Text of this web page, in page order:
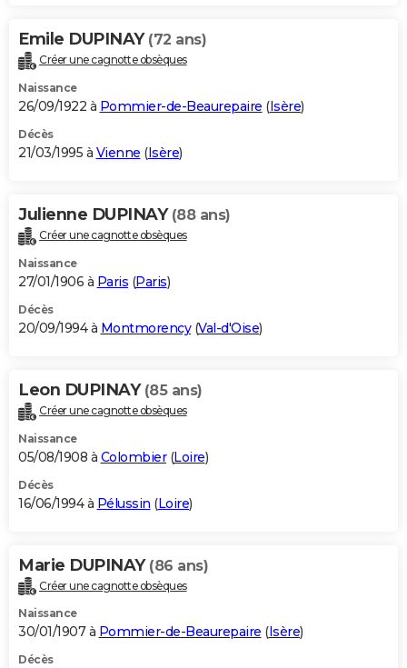
Emile DUPINAY (72 ans)
Créer une cagnotte obsèques
Naissance
26/09/1922 à Pommier-de-Beaurepaire (Isère)
Décès
21/03/1995 à Vienne (Isère)
Julienne DUPINAY (88 ans)
Créer une cagnotte obsèques
Naissance
27/01/1906 à Paris (Paris)
Décès
20/09/1994 à Montmorency(Val-d'Oise)
Leon DUPINAY (85 ans)
Créer une cagnotte obsèques
Naissance
05/08/1908 à Colombier(Loire)
Décès
16/06/1994 à Pélussin (Loire)
Marie DUPINAY (86 ans)
Créer une cagnotte obsèques
Naissance
30/01/1907 à Pommier-de-Beaurepaire (Isère)
Décès